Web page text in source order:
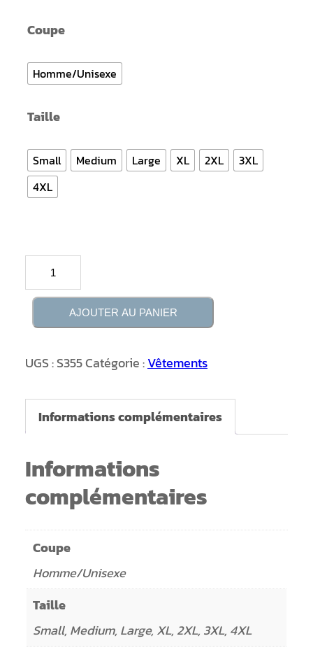
Coupe
Homme/Unisexe
Taille
Small Medium Large XL 2XL
3XL
4XL
quantité
de
Polyester
AJOUTER AU PANIER
UGS :S355Catégorie :Vêtements
Informations complémentaires
Informations
complémentaires
Coupe
Homme/Unisexe
Taille
Small, Medium, Large, XL, 2XL, 3XL, 4XL